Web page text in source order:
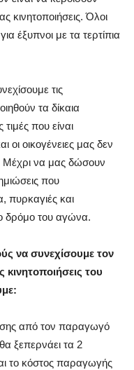
κινητοποιήσεις. Όλοι
έξυπνοι με τα τερτίπια
τις
τα δίκαια
που είναι
οι οικογένειες μας δεν
Μέχρι να μας δώσουν
που
πυρκαγιές και
δρόμο του αγώνα.
να συνεχίσουμε τον
του
από τον παραγωγό
ξεπερνάει τα 2
το κόστος παραγωγής